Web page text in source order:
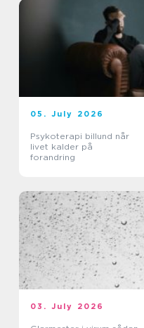
05. July 2026
Psykoterapi billund når
livet kalder på
forandring
03. July 2026